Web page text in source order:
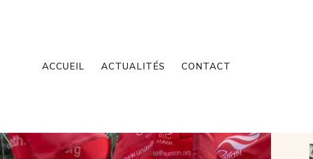
ACCUEIL ACTUALITÉS CONTACT